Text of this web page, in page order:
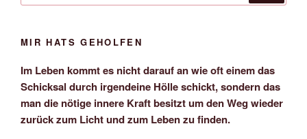
MIR HATS GEHOLFEN
Im Leben kommt es nicht darauf an wie oft einem das
Schicksal durch irgendeine Hölle schickt, sondern das
man die nötige innere Kraft besitzt um den Weg wieder
zurück zum Licht und zum Leben zu finden.